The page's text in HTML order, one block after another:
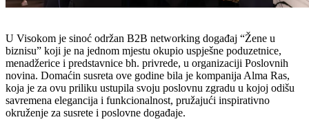
U Visokom je sinoć održan B2B networking događaj “Žene u
biznisu” koji je na jednom mjestu okupio uspješne poduzetnice,
menadžerice i predstavnice bh. privrede, u organizaciji Poslovnih
novina. Domaćin susreta ove godine bila je kompanija Alma Ras,
koja je za ovu priliku ustupila svoju poslovnu zgradu u kojoj odišu
savremena elegancija i funkcionalnost, pružajući inspirativno
okruženje za susrete i poslovne događaje.